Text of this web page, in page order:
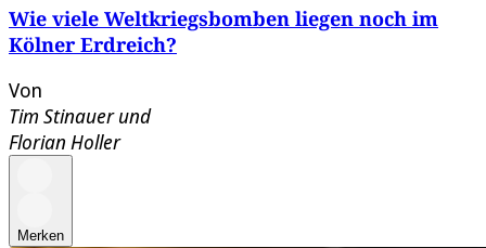
Wie viele Weltkriegsbomben liegen noch im
Kölner Erdreich?
Von
Tim Stinauerund
Florian Holler
Merken